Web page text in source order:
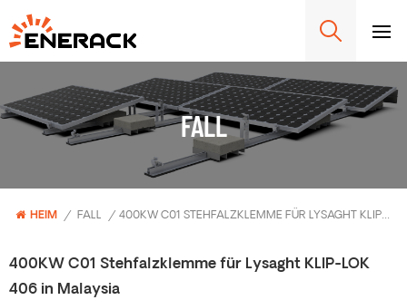
FALL
HEIM / FALL / 400KW C01 STEHFALZKLEMME FÜR LYSAGHT KLIP-LOK 406 IN MALAYSIA
400KW C01 Stehfalzklemme für Lysaght KLIP-LOK
406 in Malaysia